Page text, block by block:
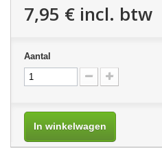
7,95 € incl. btw
Aantal
In winkelwagen